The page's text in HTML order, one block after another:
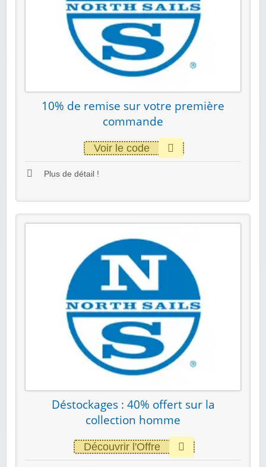
10% de remise sur votre première
commande
Voir le code
Plus de détail !
Déstockages : 40% offert sur la
collection homme
Découvrir l'Offre